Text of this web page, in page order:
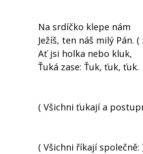
Na srdíčko klepe nám
Ježíš, ten náš milý Pán.
Ať jsi holka nebo kluk,
Ťuká zase: Ťuk, ťuk, ťuk.
( Všichni ťukají a
( Všichni říkají společně: